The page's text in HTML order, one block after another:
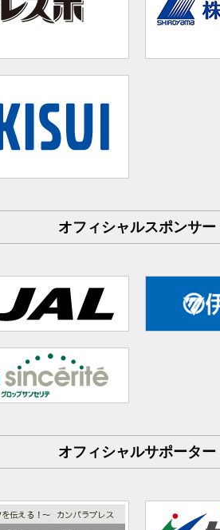
オフィシャルスポンサー
オフィシャルサポーター